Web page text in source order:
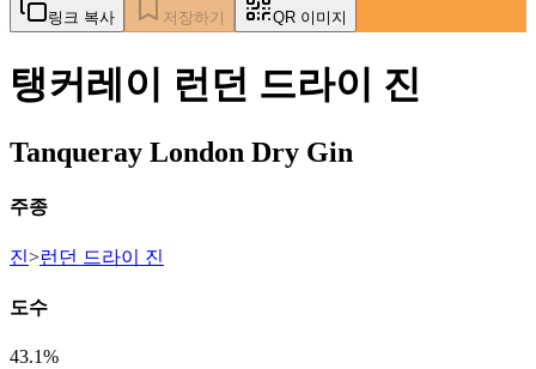
링크 복사 저장하기 QR 이미지
탱커레이 런던 드라이 진
Tanqueray London Dry Gin
주종
진>런던 드라이 진
도수
43.1%